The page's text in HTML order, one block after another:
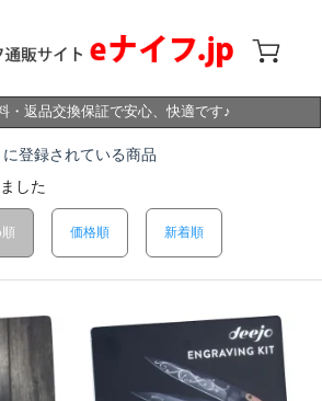
・返品交換保証で安心、快適です♪
に登録されている商品
した
価格順 新着順